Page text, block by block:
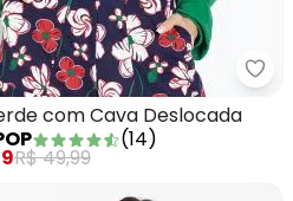
Xadrez Vermelho com
com Cava Deslocada
(14)
R$ 49,99